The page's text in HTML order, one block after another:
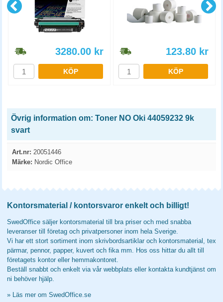
3280.00 kr
KÖP
123.80 kr
KÖP
Övrig information om: Toner NO Oki 44059232 9k
svart
Art.nr: 20051446
Märke: Nordic Office
Kontorsmaterial / kontorsvaror enkelt och billigt!
SwedOffice säljer kontorsmaterial till bra priser och med snabba
leveranser till företag och privatpersoner inom hela Sverige.
Vi har ett stort sortiment inom skrivbordsartiklar och kontorsmaterial, tex
pärmar, pennor, papper, kuvert och fika mm. Hos oss hittar du allt till
företagets kontor eller hemmakontoret.
Beställ snabbt och enkelt via vår webbplats eller kontakta kundtjänst om
ni behöver hjälp.
» Läs mer om SwedOffice.se